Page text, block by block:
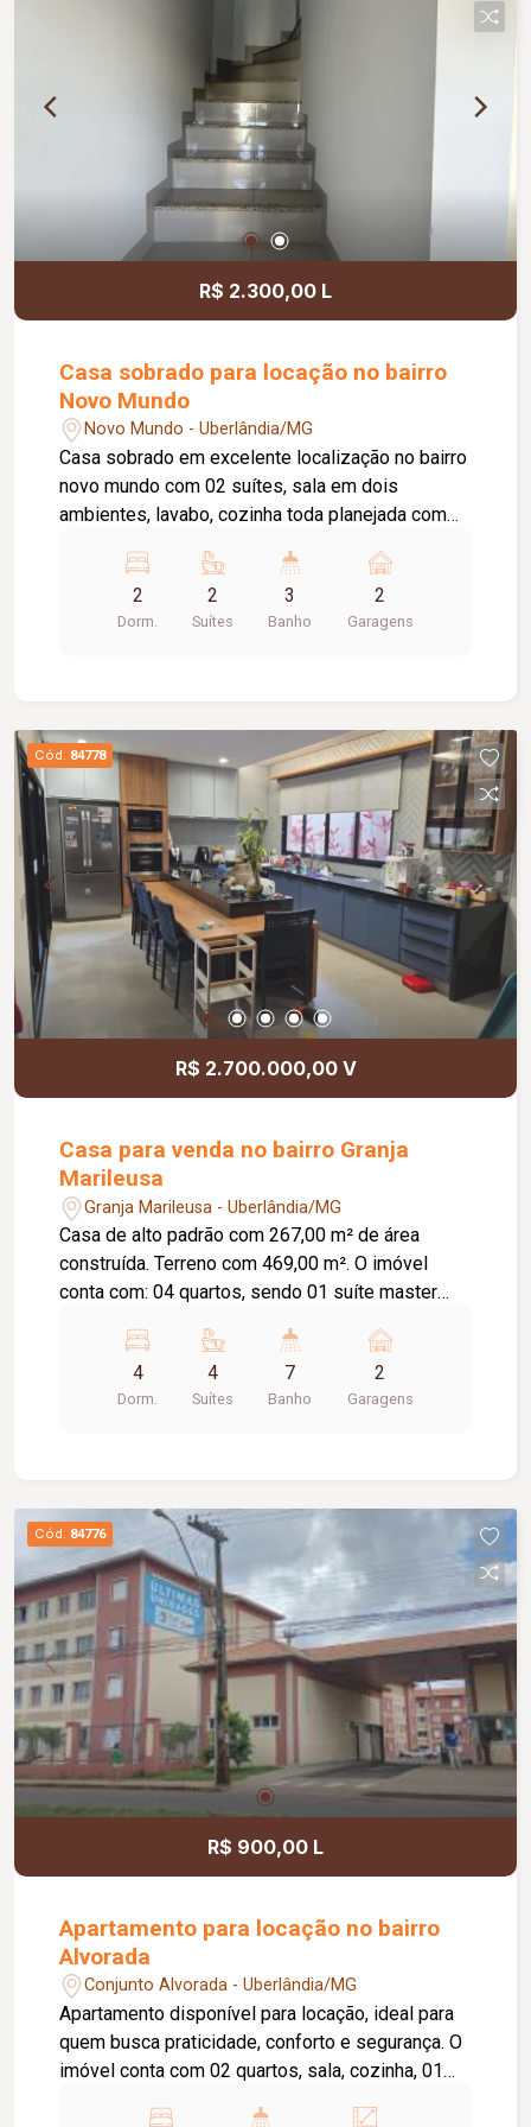
R$ 2.300,00 L
Casa sobrado para locação no bairro
Novo Mundo
Novo Mundo - Uberlândia/MG
Casa sobrado em excelente localização no bairro
novo mundo com 02 suítes, sala em dois
ambientes, lavabo, cozinha toda planejada com
02 vagas de garagem, portão eletrônico.
2
Dorm.
2
Suítes
3
Banho
2
Garagens
Cód. 84778
R$ 2.700.000,00 V
Casa para venda no bairro Granja
Marileusa
Granja Marileusa - Uberlândia/MG
Casa de alto padrão com 267,00 m² de área
construída. Terreno com 469,00 m². O imóvel
conta com: 04 quartos, sendo 01 suíte master
Lavabo; Sala de estar com pé-direito duplo
integrada à sala de jantar; Cozinha integrada com
armários planejados, torre quente e ilha;
Diferenciais: Projeto arquitetônico
contemporâneo em estilo industrial; Piso térreo
em porcelanato e piso superior em vinílico;
Escada com acabamento amadeirado Cumaru;
Sanitários Roca e metais Deca; Sistema de
energia fotovoltaica de 6.600 W; Água aquecida
em todas as torneiras, exceto no lavabo; Todos
os quartos e o escritório com ar-condicionado;
Janelas automatizadas; Automação residencial;
Sistema de irrigação automática dos jardins;
Ambientes amplos, integrados e com excelente
iluminação natural, proporcionando conforto,
funcionalidade e sofisticação.
4
Dorm.
4
Suítes
7
Banho
2
Garagens
Cód. 84776
R$ 900,00 L
Apartamento para locação no bairro
Alvorada
Conjunto Alvorada - Uberlândia/MG
Apartamento disponível para locação, ideal para
quem busca praticidade, conforto e segurança. O
imóvel conta com 02 quartos, sala, cozinha, 01